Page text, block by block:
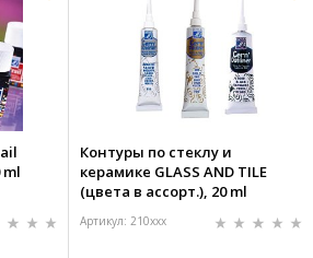
ml
Контуры по стеклу и
керамике GLASS AND TILE
(цвета в ассорт.), 20 ml
Артикул: 210xxx